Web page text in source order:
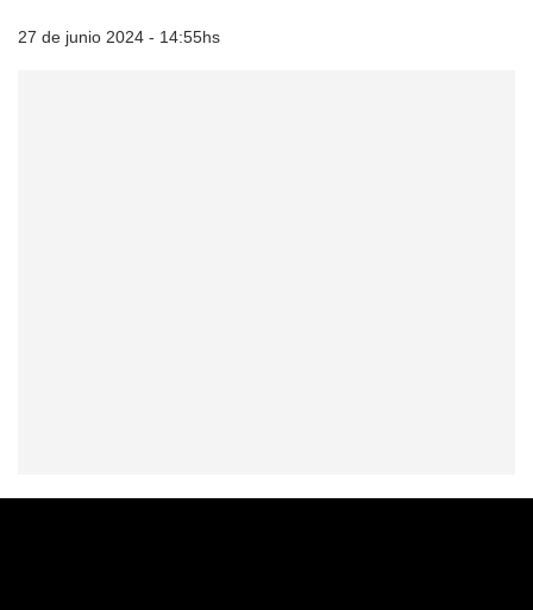
27 de junio 2024 - 14:55hs